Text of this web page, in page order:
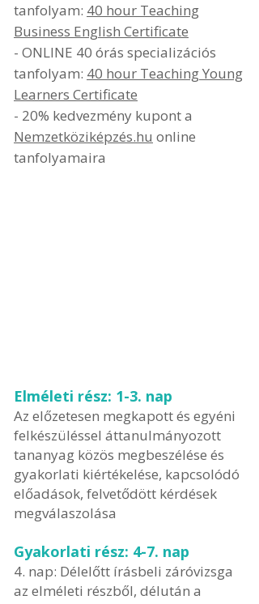
tanfolyam: 40 hour Teaching
Business English Certificate
- ONLINE 40 órás specializációs
tanfolyam: 40 hour Teaching Young
Learners Certificate
- 20% kedvezmény kupont a
Nemzetköziképzés.hu online
tanfolyamaira
Elméleti rész: 1-3. nap
Az előzetesen megkapott és egyéni
felkészüléssel áttanulmányozott
tananyag közös megbeszélése és
gyakorlati kiértékelése, kapcsolódó
előadások, felvetődött kérdések
megválaszolása
Gyakorlati rész: 4-7. nap
4. nap: Délelőtt írásbeli záróvizsga
az elméleti részből, délután a